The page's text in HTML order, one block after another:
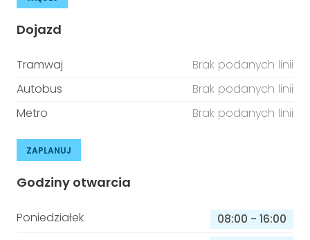
Dojazd
Tramwaj
Brak podanych linii
Autobus
Brak podanych linii
Metro
Brak podanych linii
ZAPLANUJ
Godziny otwarcia
Poniedziałek 08:00 - 16:00